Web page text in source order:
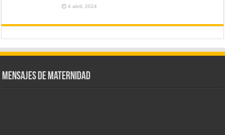
4 abril, 2024
Mensajes de Maternidad